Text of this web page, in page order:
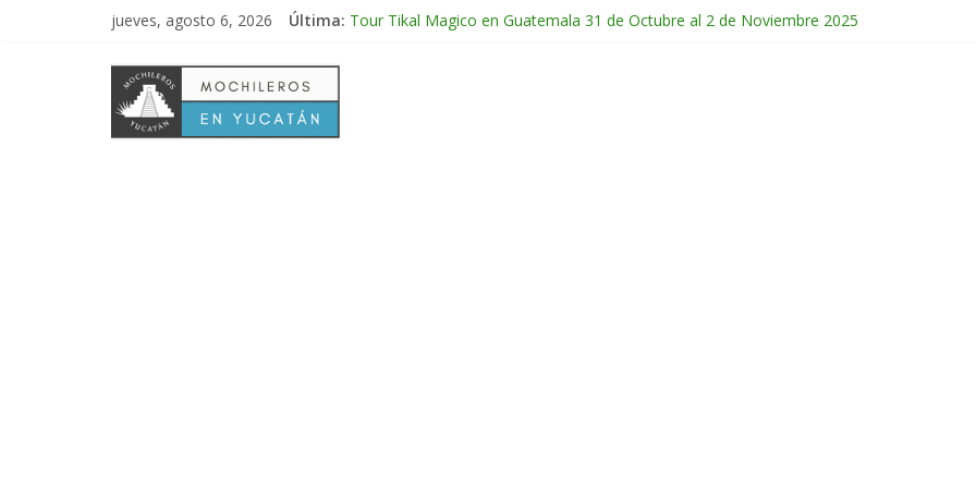
jueves, agosto 6, 2026 Última: Tour Tikal Magico en Guatemala 31 de Octubre al 2 de Noviembre 2025